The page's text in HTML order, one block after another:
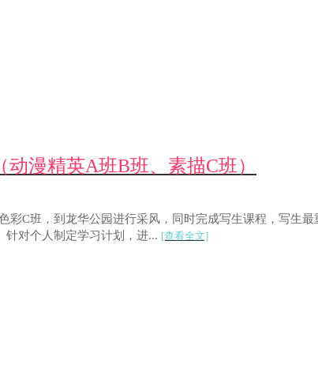
漫精英A班B班、素描C班）
C班，到龙华公园进行采风，同时完成写生课程，写生
针对个人制定学习计划，进... [查看全文]